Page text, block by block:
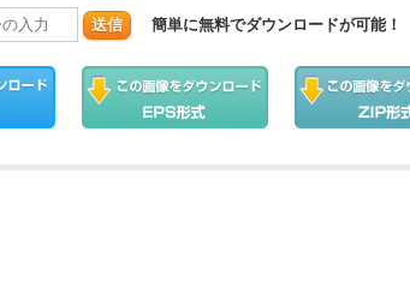
送信 簡単に無料でダウンロードが可能！